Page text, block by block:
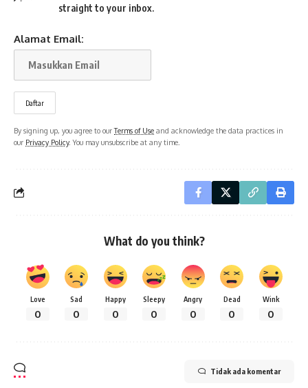
straight to your inbox.
Alamat Email:
By signing up, you agree to ourTerms of Use and acknowledge the data practices in
our Privacy Policy. You may unsubscribe at any time.
What do you think?
Love
0
Sad
0
Happy
0
Sleepy
0
Angry
0
Dead
0
Wink
0
Tidak ada komentar